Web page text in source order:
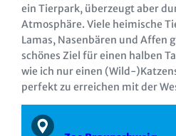
ein Tierpark, überzeugt aber
Atmosphäre. Viele heimische
Lamas, Nasenbären und Affen
schönes Ziel für einen halben
wie ich nur einen (Wild-
perfekt zu erreichen mit der